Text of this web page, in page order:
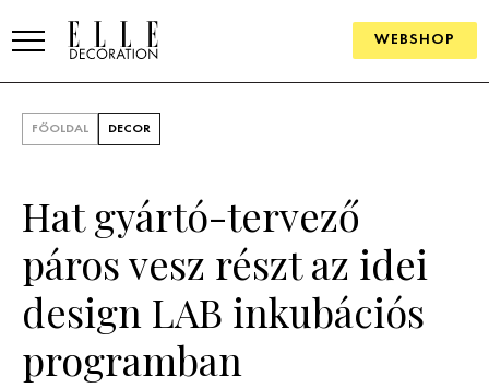
WEBSHOP
TRENDEK
SZOBÁK
Konyha
Fürdőszoba
ÖTLETEK
SZÉP TEREK
FŐOLDAL DECOR
Hat gyártó-tervező
páros vesz részt az idei
design LAB inkubációs
programban